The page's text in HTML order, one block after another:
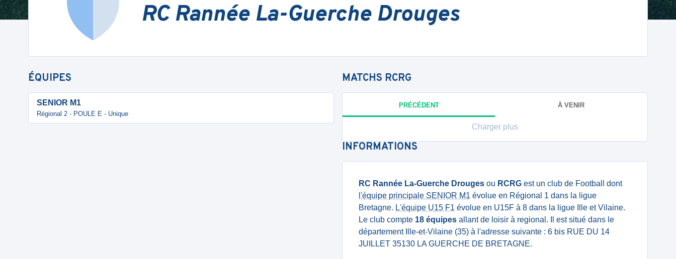
RC Rannée La-Guerche Drouges
ÉQUIPES
SENIOR M1
Régional 2 - POULE E - Unique
MATCHS RCRG
PRÉCÉDENT À VENIR
Charger plus
INFORMATIONS
RC Rannée La-Guerche Drouges ou RCRG est un club de Football dont
l'équipe principale SENIOR M1 évolue en Régional 1 dans la ligue
Bretagne. L'équipe U15 F1 évolue en U15F à 8 dans la ligue Ille et Vilaine.
Le club compte 18 équipes allant de loisir à regional. Il est situé dans le
département Ille-et-Vilaine (35) à l'adresse suivante : 6 bis RUE DU 14
JUILLET 35130 LA GUERCHE DE BRETAGNE.